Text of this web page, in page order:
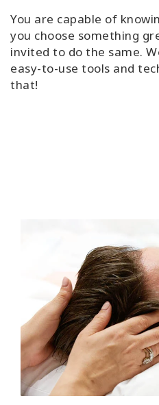
You are capable of
you choose something
invited to do the same.
easy-to-use tools and
that!